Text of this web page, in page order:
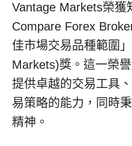
Vantage Markets榮獲
Compare Forex
佳市場交易品種範圍
Markets)獎。這一榮
提供卓越的交易工具
易策略的能力，同時
精神。